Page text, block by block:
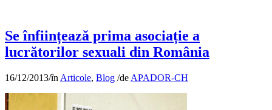
Se înființează prima asociație a
lucrătorilor sexuali din România
16/12/2013/în Articole, Blog /de APADOR-CH